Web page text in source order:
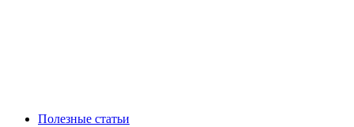
Полезные статьи